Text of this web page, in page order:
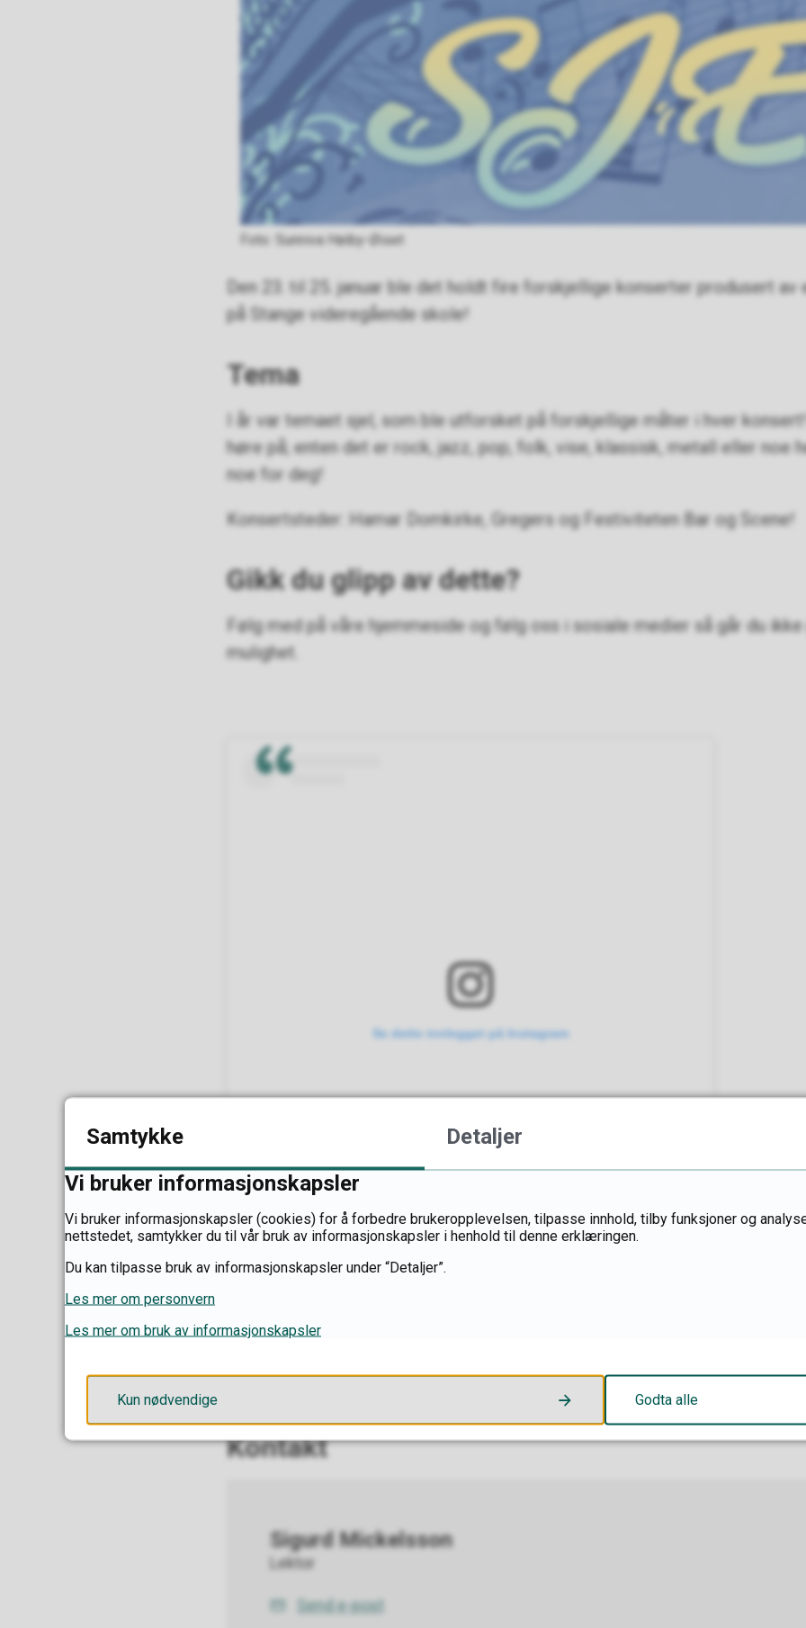
Sunniva Høiby-Øiset
Den 23. til 25. januar ble det holdt fire forskjellige konserter produsert av
på Stange videregående skole!
Tema
I år var temaet sjel, som ble utforsket på forskjellige måter i hver
høre på; enten det er rock, jazz, pop, folk, vise, klassisk, metall eller noe
noe for deg!
Konsertsteder: Hamar Domkirke, Gregers og Festiviteten Bar og Scene!
Gikk du glipp av dette?
Følg med på våre hjemmeside og følg oss i sosiale medier så går du
mulighet.
Se dette innlegget på Instagram
Sist endret 05.03.2026 13.57
Kontakt
Sigurd Mickelsson
Lektor
E-
Send e-post
Samtykke
Detaljer
Vi bruker informasjonskapsler
Vi bruker informasjonskapsler (cookies) for å forbedre brukeropplevelsen, tilpasse innhold, tilby funksjoner og
nettstedet, samtykker du til vår bruk av informasjonskapsler i henhold til denne erklæringen.
Du kan tilpasse bruk av informasjonskapsler under “Detaljer”.
Les mer om personvern
Les mer om bruk av informasjonskapsler
Kun nødvendige Godta alle